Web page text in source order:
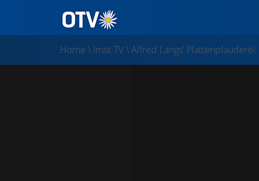
Home \ Imst-TV\Alfred Langs‘ Plattenplauderei